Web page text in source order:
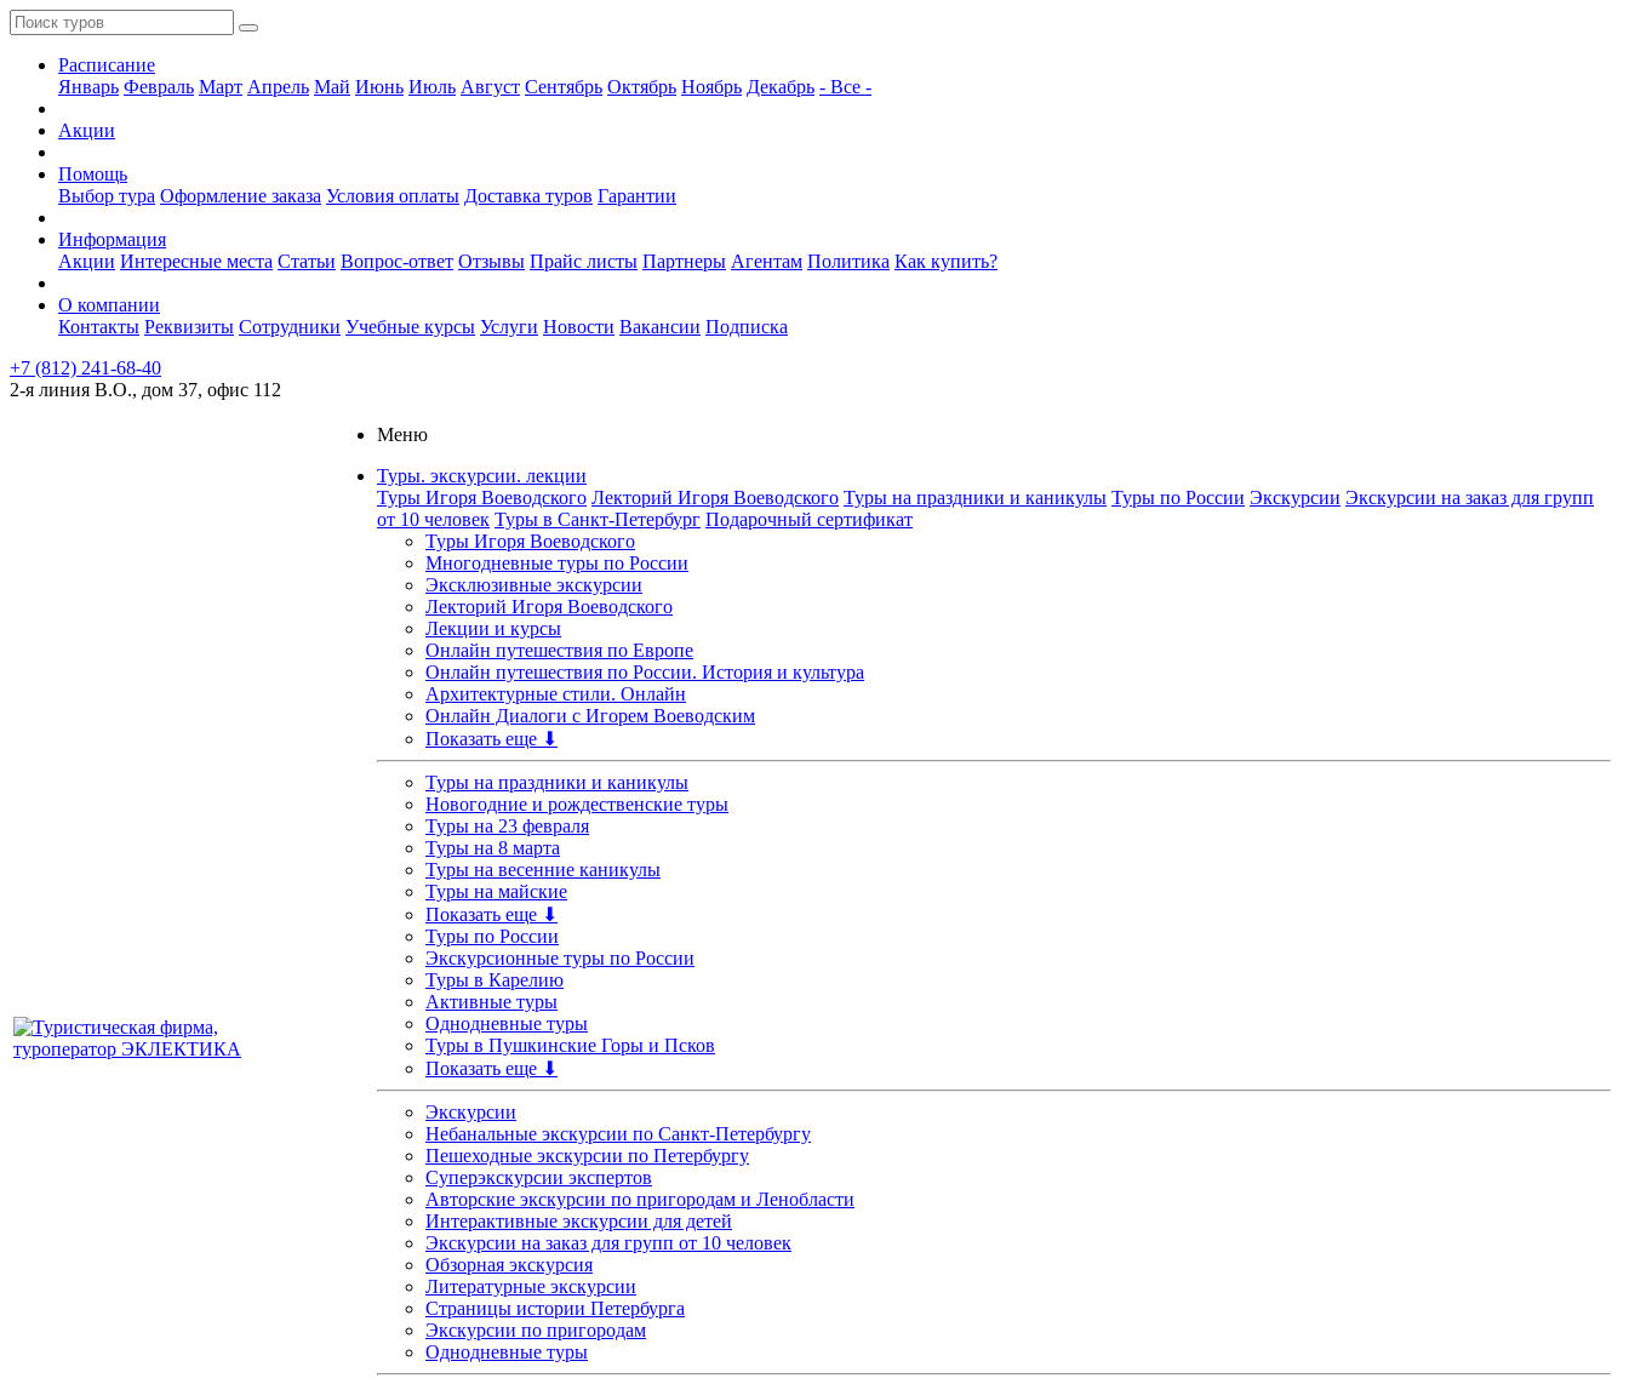
Расписание
Январь Февраль Март Апрель Май Июнь Июль Август Сентябрь Октябрь Ноябрь Декабрь - Все -
Акции
Помощь
Выбор тура Оформление заказа Условия оплаты Доставка туров Гарантии
Информация
Акции Интересные места Статьи Вопрос-ответ Отзывы Прайс листы Партнеры Агентам Политика Как купить?
О компании
Контакты Реквизиты Сотрудники Учебные курсы Услуги Новости Вакансии Подписка
+7 (812) 241-68-40
2-я линия В.О., дом 37, офис 112
Меню
Туры. экскурсии. лекции
Туры Игоря Воеводского Лекторий Игоря Воеводского Туры на праздники и каникулы Туры по России Экскурсии Экскурсии на заказ для групп
от 10 человек Туры в Санкт-Петербург Подарочный сертификат
Туры Игоря Воеводского
Многодневные туры по России
Эксклюзивные экскурсии
Лекторий Игоря Воеводского
Лекции и курсы
Онлайн путешествия по Европе
Онлайн путешествия по России. История и культура
Архитектурные стили. Онлайн
Онлайн Диалоги с Игорем Воеводским
Показать еще ⬇
Туры на праздники и каникулы
Новогодние и рождественские туры
Туры на 23 февраля
Туры на 8 марта
Туры на весенние каникулы
Туры на майские
Показать еще ⬇
Туры по России
Экскурсионные туры по России
Туры в Карелию
Активные туры
Однодневные туры
Туры в Пушкинские Горы и Псков
Показать еще ⬇
Экскурсии
Небанальные экскурсии по Санкт-Петербургу
Пешеходные экскурсии по Петербургу
Суперэкскурсии экспертов
Авторские экскурсии по пригородам и Ленобласти
Интерактивные экскурсии для детей
Экскурсии на заказ для групп от 10 человек
Обзорная экскурсия
Литературные экскурсии
Страницы истории Петербурга
Экскурсии по пригородам
Однодневные туры